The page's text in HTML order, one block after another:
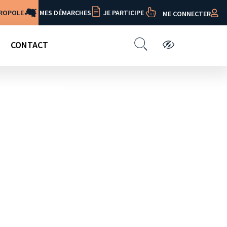
MES DÉMARCHES JE PARTICIPE ME CONNECTER
CONTACT